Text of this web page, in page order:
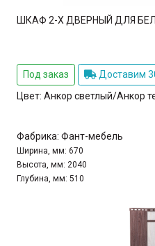
ШКАФ 2-Х ДВЕРНЫЙ ДЛЯ
Под заказ
Доставим
Цвет: Анкор светлый/Анкор
Фабрика: Фант-мебель
Ширина, мм: 670
Высота, мм: 2040
Глубина, мм: 510